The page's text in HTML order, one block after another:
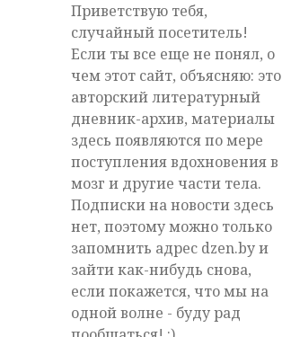
Приветствую тебя,
случайный посетитель!
Если ты все еще не понял, о
чем этот сайт, объясняю: это
авторский литературный
дневник-архив, материалы
здесь появляются по мере
поступления вдохновения в
мозг и другие части тела.
Подписки на новости здесь
нет, поэтому можно только
запомнить адрес dzen.by и
зайти как-нибудь снова,
если покажется, что мы на
одной волне - буду рад